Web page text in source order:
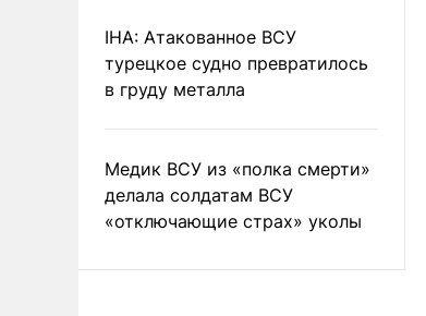
IHA: Атакованное ВСУ
турецкое судно превратилось
в груду металла
Медик ВСУ из «полка смерти»
делала солдатам ВСУ
«отключающие страх» уколы